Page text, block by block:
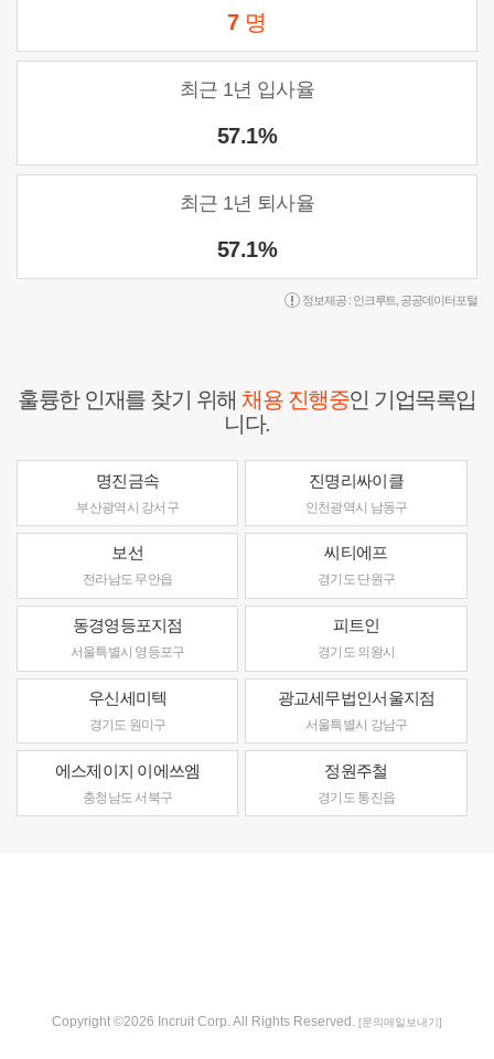
7 명
최근 1년 입사율
57.1%
최근 1년 퇴사율
57.1%
정보제공 : 인크루트 공공데이터포털
훌륭한 인재를 찾기 위해채용 진행중인 기업목록입
니다.
명진금속
부산광역시 강서구
진명리싸이클
인천광역시 남동구
보선
전라남도 무안읍
씨티에프
경기도 단원구
동경영등포지점
서울특별시 영등포구
피트인
경기도 의왕시
우신세미텍
경기도 원미구
광교세무법인서울지점
서울특별시 강남구
에스제이지 이에쓰엠
충청남도 서북구
정원주철
경기도 통진읍
Copyright ©2026 Incruit Corp. All Rights Reserved. [문의메일보내기]